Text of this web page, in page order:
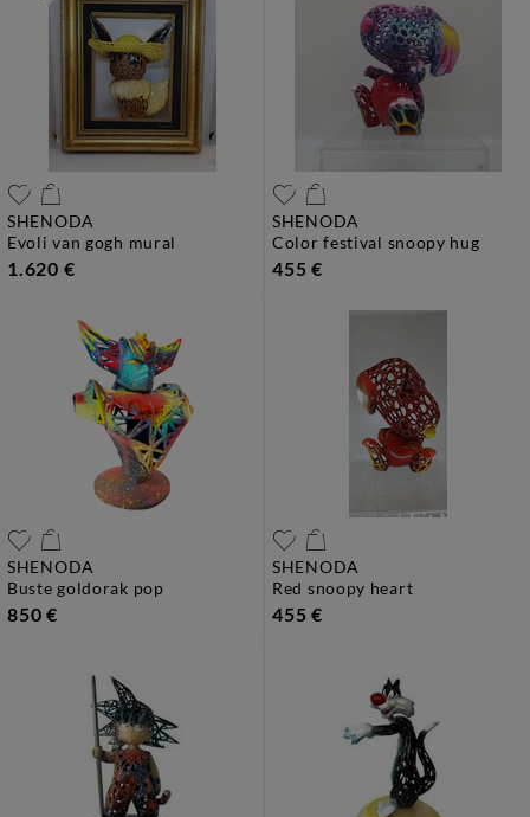
SHENODA
evoli van gogh mural
1.620 €
SHENODA
color festival snoopy hug
455 €
SHENODA
buste goldorak pop
850 €
SHENODA
red snoopy heart
455 €